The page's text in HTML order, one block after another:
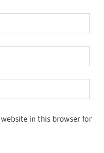
in this browser for